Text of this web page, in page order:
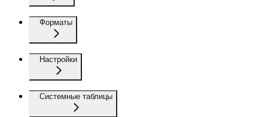
Форматы
Настройки
Системные таблицы